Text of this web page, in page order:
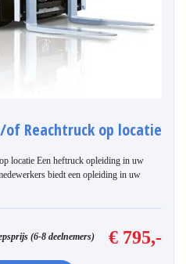
Reachtruck op locatie
locatie Een heftruck opleiding in uw
biedt een opleiding in uw
(6-8 deelnemers) € 795,-